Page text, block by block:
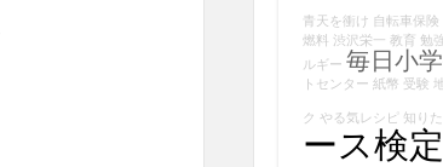
青天を衝け 自転車保険
燃料 渋沢栄一 教育 勉
ルギー 毎日小
トセンター 紙幣 受験
ク やる気レシピ 知り
ース検定